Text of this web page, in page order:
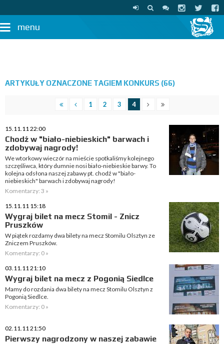
menu
ARTYKUŁY OZNACZONE TAGIEM KONKURS (66)
1 2 3 4
15.11.11 22:00
Chodź w "biało-niebieskich" barwach i
zdobywaj nagrody!
We wtorkowy wieczór na mieście spotkaliśmy kolejnego
szczęśliwca, który dumnie nosi biało-niebieskie barwy. To
kolejna odsłona naszej zabawy pt. chodź w "biało-
niebieskich" barwach i zdobywaj nagrody!
Komentarzy: 3 »
15.11.11 15:18
Wygraj bilet na mecz Stomil - Znicz
Pruszków
W piątek rozdamy dwa bilety na mecz Stomilu Olsztyn ze
Zniczem Pruszków.
Komentarzy: 0 »
03.11.11 21:10
Wygraj bilet na mecz z Pogonią Siedlce
Mamy do rozdania dwa bilety na mecz Stomilu Olsztyn z
Pogonią Siedlce.
Komentarzy: 0 »
02.11.11 21:50
Pierwszy nagrodzony w naszej zabawie